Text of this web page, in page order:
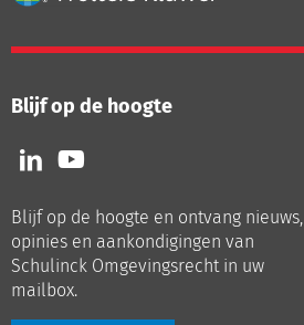
Blijf op de hoogte
Volg
ons
LinkedIn
Volg
ons
Youtube
Blijf op de hoogte en ontvang nieuws,
opinies en aankondigingen van
Schulinck Omgevingsrecht in uw
mailbox.